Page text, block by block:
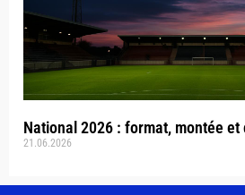
National 2026 : format, montée et
21.06.2026